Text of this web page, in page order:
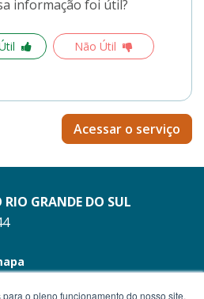
informação foi útil?
Não Útil
Acessar o serviço
RIO GRANDE DO SUL
o pleno funcionamento do nosso site,